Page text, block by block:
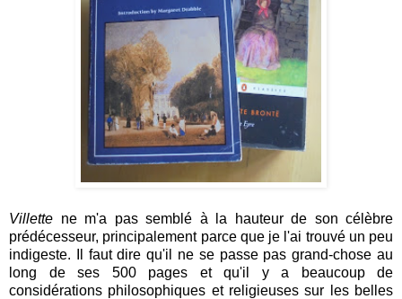
Villette ne m'a pas semblé à la hauteur de son célèbre
prédécesseur, principalement parce que je l'ai trouvé un peu
indigeste. Il faut dire qu'il ne se passe pas grand-chose au
long de ses 500 pages et qu'il y a beaucoup de
considérations philosophiques et religieuses sur les belles